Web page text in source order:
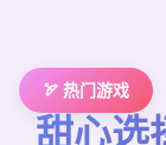
🏹 热门游戏
甜心